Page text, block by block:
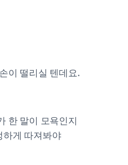
이 떨리실 텐데요.
한 말이 모욕인지
하게 따져봐야